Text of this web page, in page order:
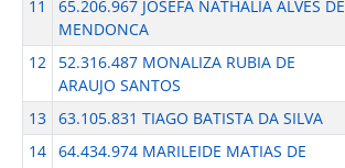
11
65.206.967 JOSEFA NATHALIA ALVES DE
MENDONCA
12
52.316.487 MONALIZA RUBIA DE
ARAUJO SANTOS
13 63.105.831 TIAGO BATISTA DA SILVA
14 64.434.974 MARILEIDE MATIAS DE